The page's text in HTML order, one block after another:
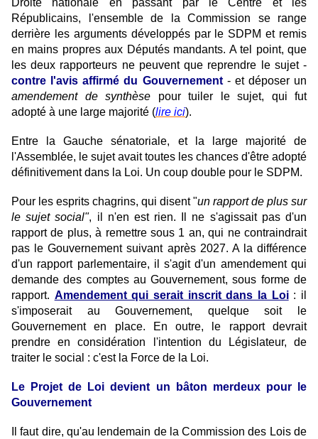
Droite nationale en passant par le Centre et les
Républicains, l'ensemble de la Commission se range
derrière les arguments développés par le SDPM et remis
en mains propres aux Députés mandants. A tel point, que
les deux rapporteurs ne peuvent que reprendre le sujet -
contre l'avis affirmé du Gouvernement- et déposer un
amendement de synthèse pour tuiler le sujet, qui fut
adopté à une large majorité (lire ici).
Entre la Gauche sénatoriale, et la large majorité de
l'Assemblée, le sujet avait toutes les chances d'être adopté
définitivement dans la Loi. Un coup double pour le SDPM.
Pour les esprits chagrins, qui disent "un rapport de plus sur
le sujet social", il n'en est rien. Il ne s'agissait pas d'un
rapport de plus, à remettre sous 1 an, qui ne contraindrait
pas le Gouvernement suivant après 2027. A la différence
d'un rapport parlementaire, il s'agit d'un amendement qui
demande des comptes au Gouvernement, sous forme de
rapport. Amendement qui serait inscrit dans la Loi: il
s'imposerait au Gouvernement, quelque soit le
Gouvernement en place. En outre, le rapport devrait
prendre en considération l'intention du Législateur, de
traiter le social : c'est la Force de la Loi.
Le Projet de Loi devient un bâton merdeux pour le
Gouvernement
Il faut dire, qu'au lendemain de la Commission des Lois de